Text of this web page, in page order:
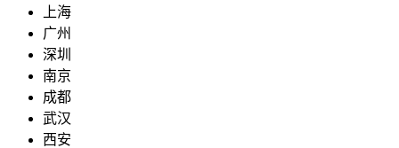
上海
广州
深圳
南京
成都
武汉
西安